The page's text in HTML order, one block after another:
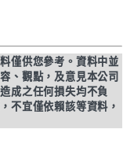
僅供您參考。資料中並
、觀點，及意見本公司
成之任何損失均不負
不宜僅依賴該等資料，